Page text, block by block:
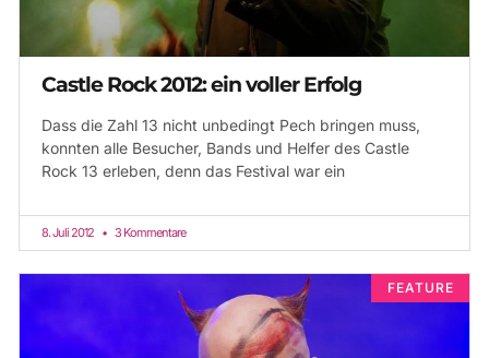
Castle Rock 2012: ein voller Erfolg
Dass die Zahl 13 nicht unbedingt Pech bringen muss,
konnten alle Besucher, Bands und Helfer des Castle
Rock 13 erleben, denn das Festival war ein
8. Juli 2012 3 Kommentare
FEATURE